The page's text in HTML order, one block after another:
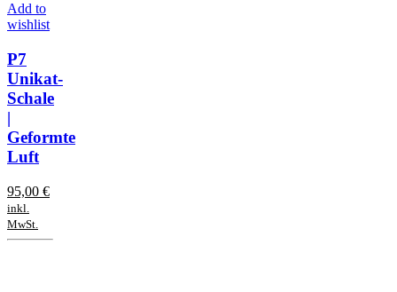
Add to
wishlist
P7
Unikat-
Schale
|
Geformte
Luft
95,00 €
inkl.
MwSt.